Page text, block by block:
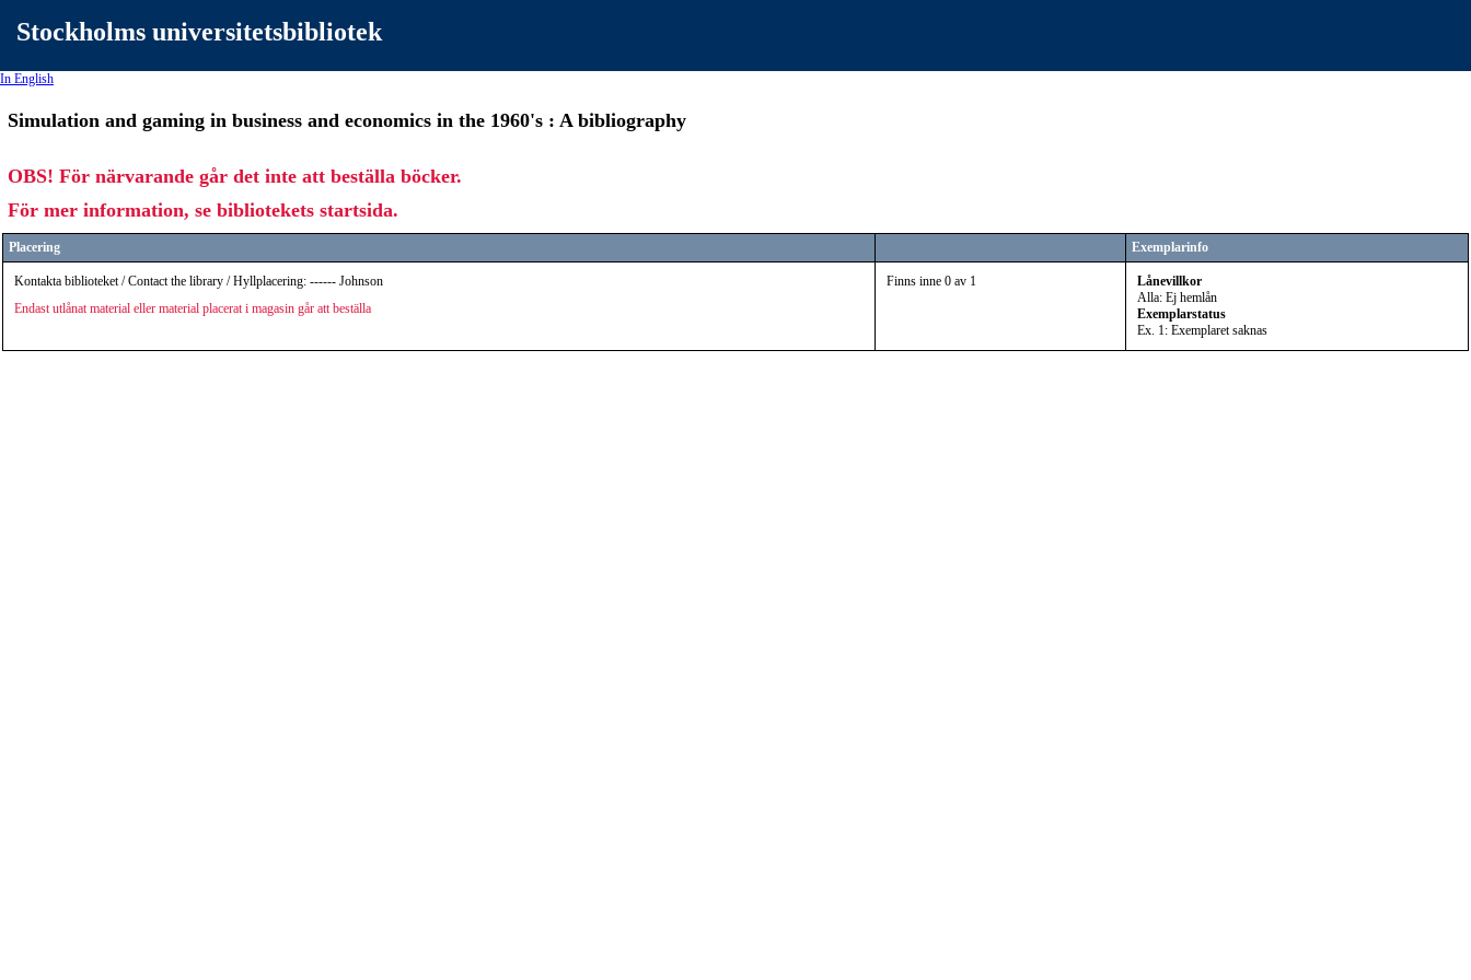
Stockholms universitetsbibliotek
In English
Simulation and gaming in business and economics in the 1960's : A bibliography
OBS! För närvarande går det inte att beställa böcker.
För mer information, se bibliotekets startsida.
Placering Exemplarinfo
Kontakta biblioteket / Contact the library / Hyllplacering: ------ Johnson
Endast utlånat material eller material placerat i magasin går att beställa
Finns inne 0 av 1
Lånevillkor
Alla: Ej hemlån
Exemplarstatus
Ex. 1: Exemplaret saknas